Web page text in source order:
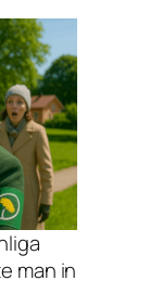
man in